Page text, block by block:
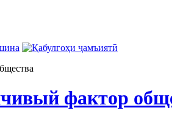
фактор